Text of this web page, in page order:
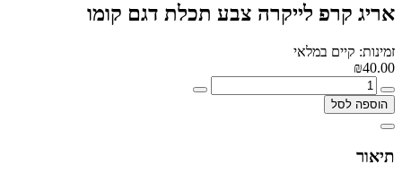
אריג קרפ לייקרה צבע תכלת דגם קומו
זמינות: קיים במלאי
₪40.00
הוספה לסל
תיאור